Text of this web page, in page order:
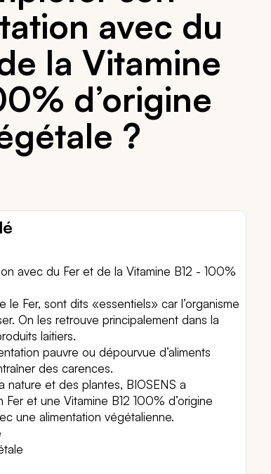
avec du
la Vitamine
d’origine
?
avec du Fer et de la Vitamine B12 - 100%
le Fer, sont dits «essentiels» car l’organisme
On les retrouve principalement dans la
laitiers.
pauvre ou dépourvue d’aliments
des carences.
nature et des plantes, BIOSENS a
et une Vitamine B12 100% d’origine
une alimentation végétalienne.